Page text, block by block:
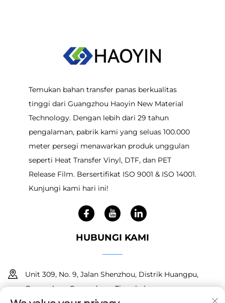
Temukan bahan transfer panas berkualitas
tinggi dari Guangzhou Haoyin New Material
Technology. Dengan lebih dari 29 tahun
pengalaman, pabrik kami yang seluas 100.000
meter persegi menawarkan produk unggulan
seperti Heat Transfer Vinyl, DTF, dan PET
Release Film. Bersertifikat ISO 9001 & ISO 14001.
Kunjungi kami hari ini!
HUBUNGI KAMI
Unit 309, No. 9, Jalan Shenzhou, Distrik Huangpu,
Guangzhou, Guangdong, Tiongkok